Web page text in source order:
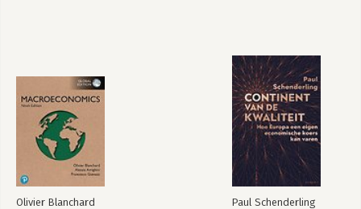
Olivier Blanchard Paul Schenderling